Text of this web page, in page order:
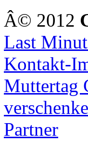
Â© 2012
Last
Kontakt-
Muttertag
Partner